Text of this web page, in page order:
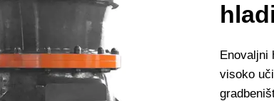
Enovaljni
visoko